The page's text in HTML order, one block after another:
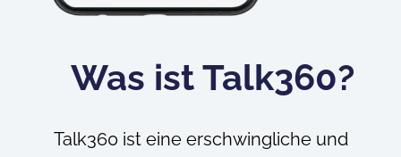
Was ist Talk360?
Talk360 ist eine erschwingliche und